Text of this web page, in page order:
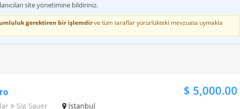
site yönetimine bildiriniz.
gerektiren bir işlemdirve tüm taraflar yürürlükteki mevzuata uymakla
Sig Sauer
İstanbul
$ 5,000.00